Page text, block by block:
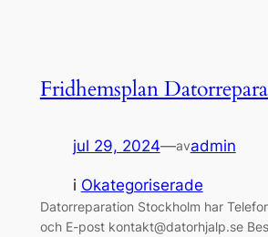
Fridhemsplan
jul 29, 2024—avadmin
i Okategoriserade
Datorreparation Stockholm har
och E-post kontakt@datorhjalp.se